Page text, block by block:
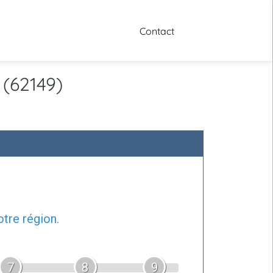
Contact
région.
7 8 9